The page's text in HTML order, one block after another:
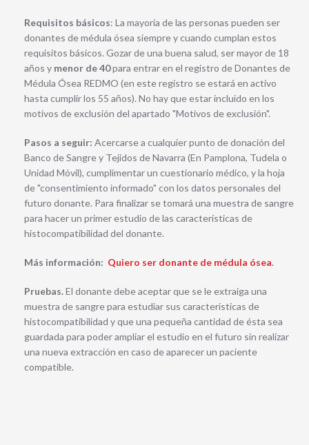
Requisitos básicos: La mayoría de las personas pueden ser
donantes de médula ósea siempre y cuando cumplan estos
requisitos básicos. Gozar de una buena salud, ser mayor de 18
años y menor de 40para entrar en el registro de Donantes de
Médula Ósea REDMO (en este registro se estará en activo
hasta cumplir los 55 años). No hay que estar incluido en los
motivos de exclusión del apartado "Motivos de exclusión".
Pasos a seguir: Acercarse a cualquier punto de donación del
Banco de Sangre y Tejidos de Navarra (En Pamplona, Tudela o
Unidad Móvil), cumplimentar un cuestionario médico, y la hoja
de "consentimiento informado" con los datos personales del
futuro donante. Para finalizar se tomará una muestra de sangre
para hacer un primer estudio de las características de
histocompatibilidad del donante.
Más información: Quiero ser donante de médula ósea.
Pruebas.El donante debe aceptar que se le extraiga una
muestra de sangre para estudiar sus características de
histocompatibilidad y que una pequeña cantidad de ésta sea
guardada para poder ampliar el estudio en el futuro sin realizar
una nueva extracción en caso de aparecer un paciente
compatible.